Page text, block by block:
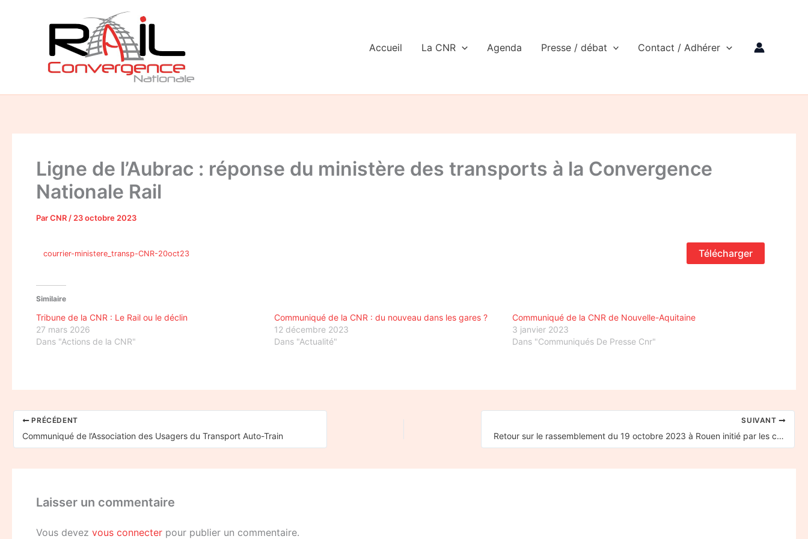
Accueil La CNR Agenda Presse / débat Contact / Adhérer
Ligne de l’Aubrac : réponse du ministère des transports à la Convergence
Nationale Rail
ParCNR / 23 octobre 2023
courrier-ministere_transp-CNR-20oct23 Télécharger
Similaire
Tribune de la CNR : Le Rail ou le déclin
27 mars 2026
Dans "Actions de la CNR"
Communiqué de la CNR : du nouveau dans les gares ?
12 décembre 2023
Dans "Actualité"
Communiqué de la CNR de Nouvelle-Aquitaine
3 janvier 2023
Dans "Communiqués De Presse Cnr"
PRÉCÉDENT
Communiqué de l’Association des Usagers du Transport Auto-Train
SUIVANT
Retour sur le rassemblement du 19 octobre 2023 à Rouen initié par les cheminots CGT contre l’ouverture à la concurrence
Laisser un commentaire
Vous devez vous connecter pour publier un commentaire.